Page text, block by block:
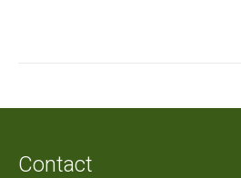
Contact